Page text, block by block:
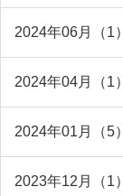
2024年06月（1）
2024年04月（1）
2024年01月（5）
2023年12月（1）